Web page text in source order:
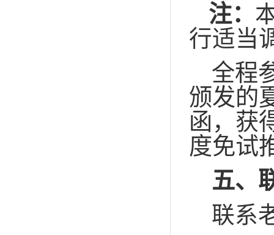
注：
行适当
全程
颁发的
函，获
度免试
五、
联系